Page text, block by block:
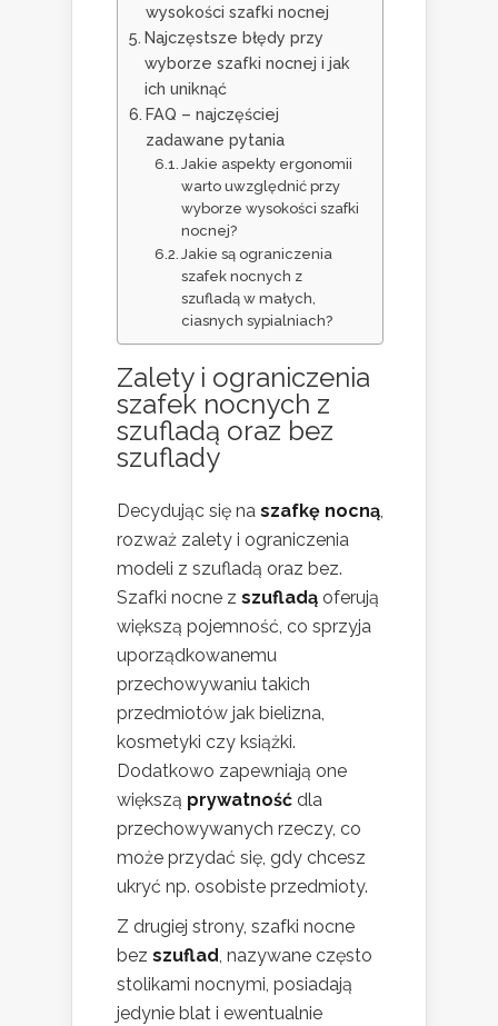
wysokości szafki nocnej
Najczęstsze błędy przy
wyborze szafki nocnej i jak
ich uniknąć
FAQ – najczęściej
zadawane pytania
Jakie aspekty ergonomii
warto uwzględnić przy
wyborze wysokości szafki
nocnej?
Jakie są ograniczenia
szafek nocnych z
szufladą w małych,
ciasnych sypialniach?
Zalety i ograniczenia
szafek nocnych z
szufladą oraz bez
szuflady
Decydując się na szafkę nocną,
rozważ zalety i ograniczenia
modeli z szufladą oraz bez.
Szafki nocne z szufladą oferują
większą pojemność, co sprzyja
uporządkowanemu
przechowywaniu takich
przedmiotów jak bielizna,
kosmetyki czy książki.
Dodatkowo zapewniają one
większą prywatność dla
przechowywanych rzeczy, co
może przydać się, gdy chcesz
ukryć np. osobiste przedmioty.
Z drugiej strony, szafki nocne
bez szuflad, nazywane często
stolikami nocnymi, posiadają
jedynie blat i ewentualnie